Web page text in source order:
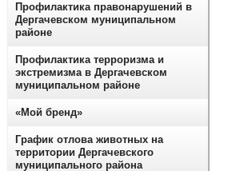
Профилактика правонарушений в
Дергачевском муниципальном
районе
Профилактика терроризма и
экстремизма в Дергачевском
муниципальном районе
«Мой бренд»
График отлова животных на
территории Дергачевского
муниципального района